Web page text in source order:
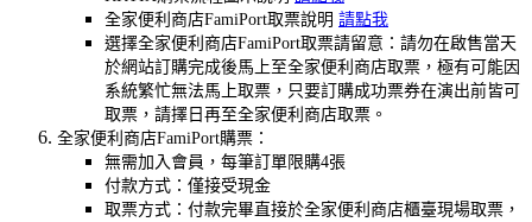
全家便利商店FamiPort取票說明 請點我
選擇全家便利商店FamiPort取票請留意：請勿在啟售當天
於網站訂購完成後馬上至全家便利商店取票，極有可能因
系統繁忙無法馬上取票，只要訂購成功票券在演出前皆可
取票，請擇日再至全家便利商店取票。
全家便利商店FamiPort購票：
無需加入會員，每筆訂單限購4張
付款方式：僅接受現金
取票方式：付款完畢直接於全家便利商店櫃臺現場取票，